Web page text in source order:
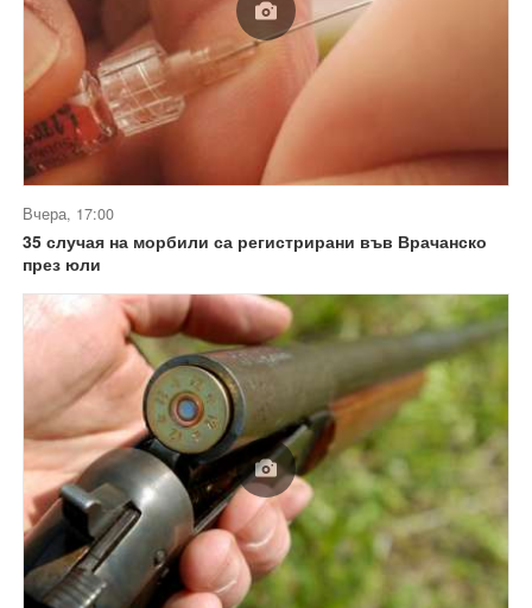
Вчера, 17:00
35 случая на морбили са регистрирани във Врачанско
през юли